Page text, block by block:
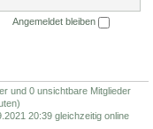
Angemeldet bleiben
und 0 unsichtbare Mitglieder
20:39 gleichzeitig online